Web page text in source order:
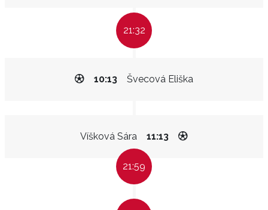
21:32
Švecová Eliška
10:13
Víšková Sára 11:13
21:59